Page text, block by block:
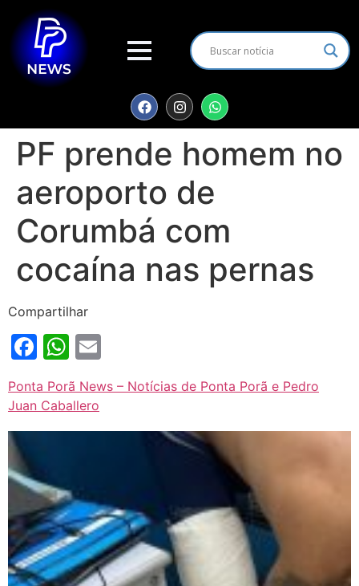
PF prende homem no
aeroporto de
Corumbá com
cocaína nas pernas
Compartilhar
Facebook
WhatsApp
Ponta Porã News – Notícias de Ponta Porã e Pedro
Juan Caballero